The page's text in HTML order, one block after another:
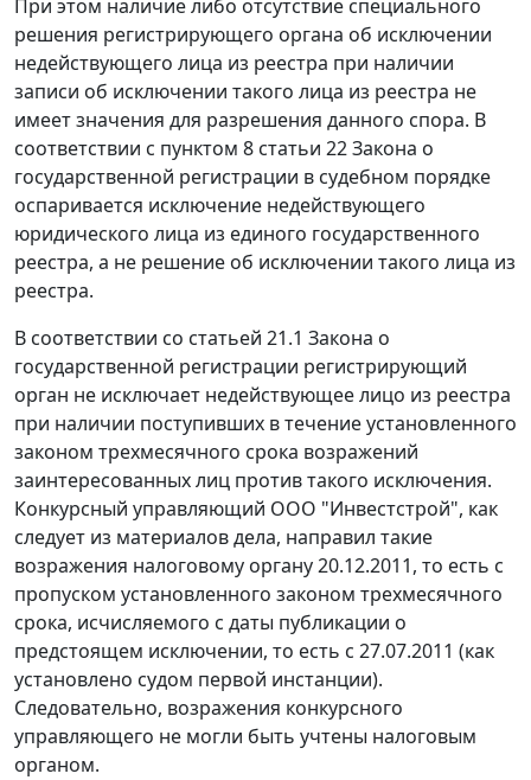
При этом наличие либо отсутствие специального
решения регистрирующего органа об исключении
недействующего лица из реестра при наличии
записи об исключении такого лица из реестра не
имеет значения для разрешения данного спора. В
соответствии с пунктом 8 статьи 22 Закона о
государственной регистрации в судебном порядке
оспаривается исключение недействующего
юридического лица из единого государственного
реестра, а не решение об исключении такого лица из
реестра.
В соответствии со статьей 21.1 Закона о
государственной регистрации регистрирующий
орган не исключает недействующее лицо из реестра
при наличии поступивших в течение установленного
законом трехмесячного срока возражений
заинтересованных лиц против такого исключения.
Конкурсный управляющий ООО "Инвестстрой", как
следует из материалов дела, направил такие
возражения налоговому органу 20.12.2011, то есть с
пропуском установленного законом трехмесячного
срока, исчисляемого с даты публикации о
предстоящем исключении, то есть с 27.07.2011 (как
установлено судом первой инстанции).
Следовательно, возражения конкурсного
управляющего не могли быть учтены налоговым
органом.